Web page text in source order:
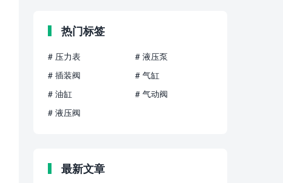
热门标签
# 压力表
# 液压泵
# 插装阀
# 气缸
# 油缸
# 气动阀
# 液压阀
最新文章